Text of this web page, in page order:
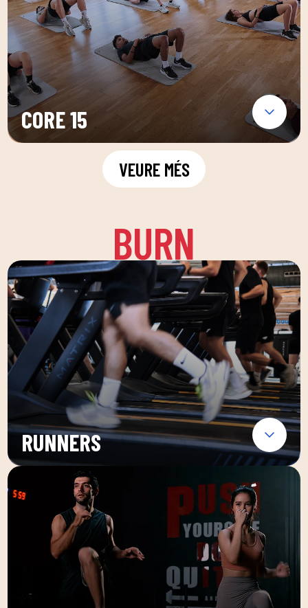
CORE 15
VEURE MÉS
BURN
RUNNERS